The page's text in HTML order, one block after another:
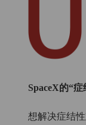
SpaceX的“
想解决症结